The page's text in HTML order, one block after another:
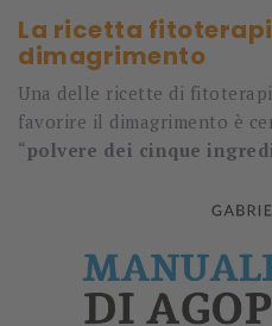
La ricetta
dimagrimento
Una delle ricette di
favorire il dimagrimento è
“polvere dei cinque